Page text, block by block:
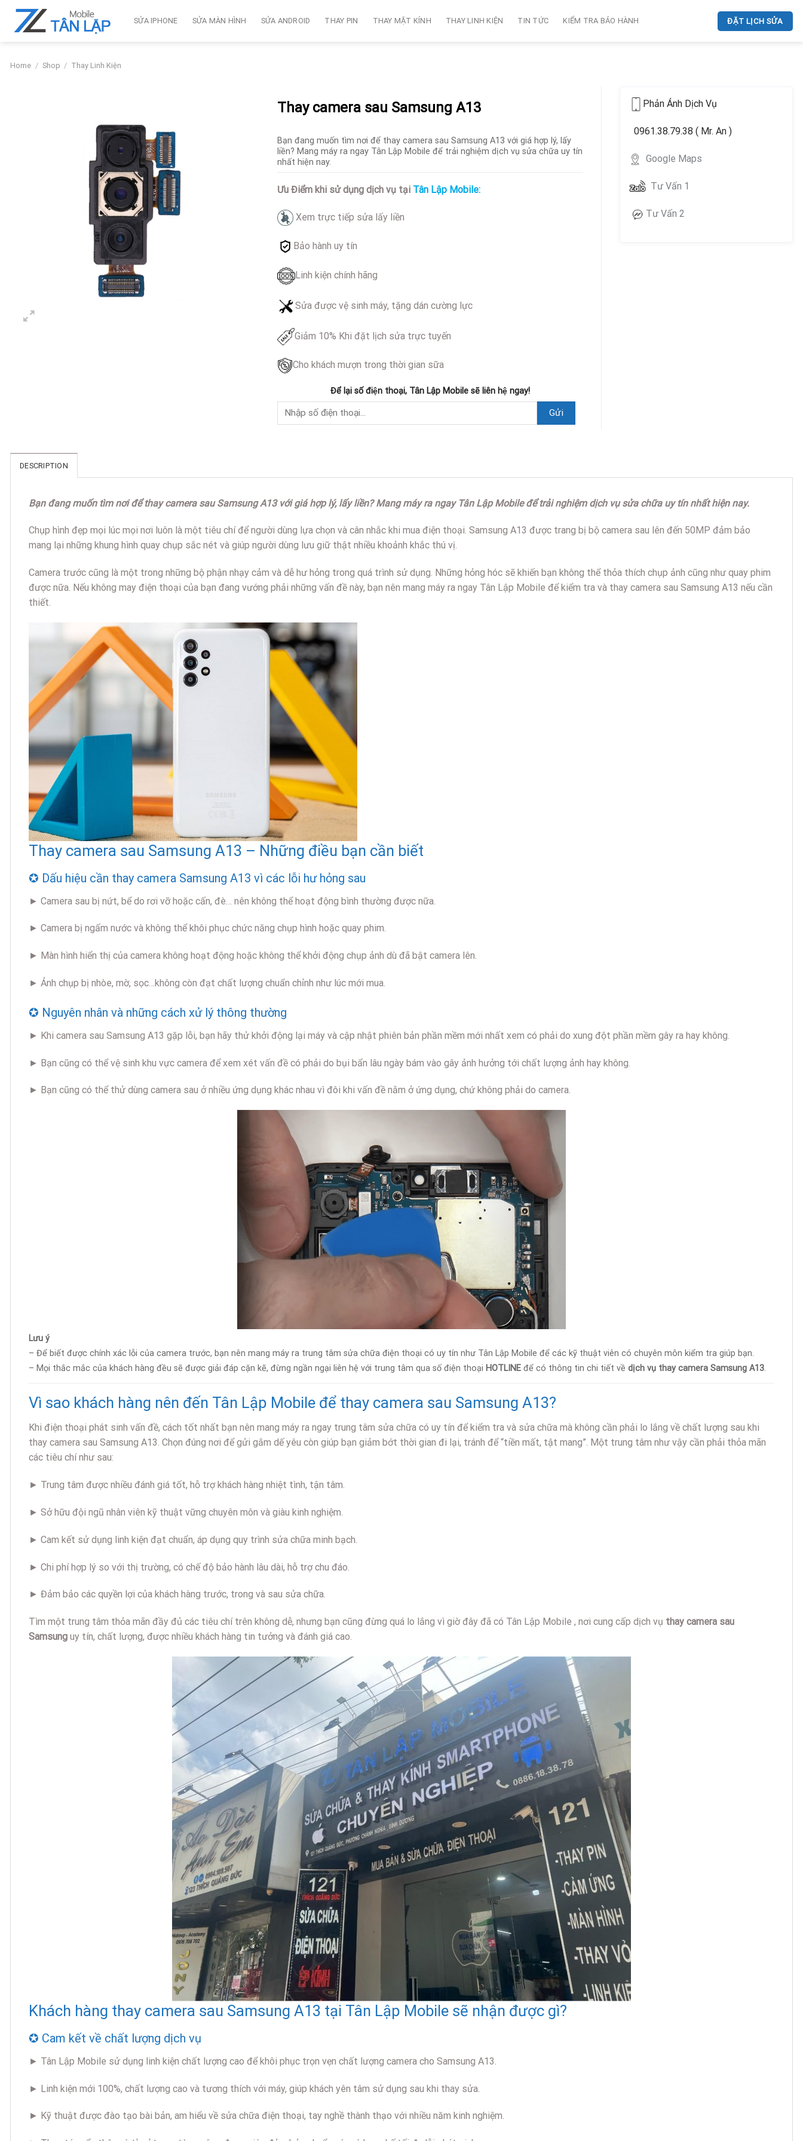
Skip
SỬA IPHONE SỬA MÀN HÌNH SỬA ANDROID THAY PIN THAY MẶT KÍNH THAY LINH KIỆN TIN TỨC KIỂM TRA BẢO HÀNH ĐẶT LỊCH SỬA
Home / Shop / Thay Linh Kiện
Thay camera sau Samsung A13
Bạn đang muốn tìm nơi để thay camera sau Samsung A13 với giá hợp lý, lấy
liền? Mang máy ra ngay Tân Lập Mobile để trải nghiệm dịch vụ sửa chữa uy tín
nhất hiện nay.
Ưu Điểm khi sử dụng dịch vụ tại Tân Lập Mobile:
Xem trực tiếp sửa lấy liền
Bảo hành uy tín
Linh kiện chính hãng
Sửa được vệ sinh máy, tặng dán cường lực
Giảm 10% Khi đặt lịch sửa trực tuyến
Cho khách mượn trong thời gian sữa
Để lại số điện thoại, Tân Lập Mobile sẽ liên hệ ngay!
Phản Ánh Dịch Vụ
0961.38.79.38 ( Mr. An )
Google Maps
Tư Vấn 1
Tư Vấn 2
DESCRIPTION
Bạn đang muốn tìm nơi để thay camera sau Samsung A13 với giá hợp lý, lấy liền? Mang máy ra ngay Tân Lập Mobile để trải nghiệm dịch vụ sửa chữa uy tín nhất hiện nay.
Chụp hình đẹp mọi lúc mọi nơi luôn là một tiêu chí để người dùng lựa chọn và cân nhắc khi mua điện thoại. Samsung A13 được trang bị bộ camera sau lên đến 50MP đảm bảo
mang lại những khung hình quay chụp sắc nét và giúp người dùng lưu giữ thật nhiều khoảnh khắc thú vị.
Camera trước cũng là một trong những bộ phận nhạy cảm và dễ hư hỏng trong quá trình sử dụng. Những hỏng hóc sẽ khiến bạn không thể thỏa thích chụp ảnh cũng như quay phim
được nữa. Nếu không may điện thoại của bạn đang vướng phải những vấn đề này, bạn nên mang máy ra ngay Tân Lập Mobile để kiểm tra và thay camera sau Samsung A13 nếu cần
thiết.
Thay camera sau Samsung A13 – Những điều bạn cần biết
✪ Dấu hiệu cần thay camera Samsung A13 vì các lỗi hư hỏng sau
► Camera sau bị nứt, bể do rơi vỡ hoặc cấn, đè… nên không thể hoạt động bình thường được nữa.
► Camera bị ngấm nước và không thể khôi phục chức năng chụp hình hoặc quay phim.
► Màn hình hiển thị của camera không hoạt động hoặc không thể khởi động chụp ảnh dù đã bật camera lên.
► Ảnh chụp bị nhòe, mờ, sọc…không còn đạt chất lượng chuẩn chỉnh như lúc mới mua.
✪ Nguyên nhân và những cách xử lý thông thường
► Khi camera sau Samsung A13 gặp lỗi, bạn hãy thử khởi động lại máy và cập nhật phiên bản phần mềm mới nhất xem có phải do xung đột phần mềm gây ra hay không.
► Bạn cũng có thể vệ sinh khu vực camera để xem xét vấn đề có phải do bụi bẩn lâu ngày bám vào gây ảnh hưởng tới chất lượng ảnh hay không.
► Bạn cũng có thể thử dùng camera sau ở nhiều ứng dụng khác nhau vì đôi khi vấn đề nằm ở ứng dụng, chứ không phải do camera.
Lưu ý
– Để biết được chính xác lỗi của camera trước, bạn nên mang máy ra trung tâm sửa chữa điện thoại có uy tín như Tân Lập Mobile để các kỹ thuật viên có chuyên môn kiểm tra giúp bạn.
– Mọi thắc mắc của khách hàng đều sẽ được giải đáp cặn kẽ, đừng ngần ngại liên hệ với trung tâm qua số điện thoại HOTLINE để có thông tin chi tiết về dịch vụ thay camera Samsung A13.
Vì sao khách hàng nên đến Tân Lập Mobile để thay camera sau Samsung A13?
Khi điện thoại phát sinh vấn đề, cách tốt nhất bạn nên mang máy ra ngay trung tâm sửa chữa có uy tín để kiểm tra và sửa chữa mà không cần phải lo lắng về chất lượng sau khi
thay camera sau Samsung A13. Chọn đúng nơi để gửi gắm dế yêu còn giúp bạn giảm bớt thời gian đi lại, tránh để “tiền mất, tật mang”. Một trung tâm như vậy cần phải thỏa mãn
các tiêu chí như sau:
► Trung tâm được nhiều đánh giá tốt, hỗ trợ khách hàng nhiệt tình, tận tâm.
► Sở hữu đội ngũ nhân viên kỹ thuật vững chuyên môn và giàu kinh nghiệm.
► Cam kết sử dụng linh kiện đạt chuẩn, áp dụng quy trình sửa chữa minh bạch.
► Chi phí hợp lý so với thị trường, có chế độ bảo hành lâu dài, hỗ trợ chu đáo.
► Đảm bảo các quyền lợi của khách hàng trước, trong và sau sửa chữa.
Tìm một trung tâm thỏa mãn đầy đủ các tiêu chí trên không dễ, nhưng bạn cũng đừng quá lo lắng vì giờ đây đã có Tân Lập Mobile , nơi cung cấp dịch vụ thay camera sau
Samsung uy tín, chất lượng, được nhiều khách hàng tin tưởng và đánh giá cao.
Khách hàng thay camera sau Samsung A13 tại Tân Lập Mobile sẽ nhận được gì?
✪ Cam kết về chất lượng dịch vụ
► Tân Lập Mobile sử dụng linh kiện chất lượng cao để khôi phục trọn vẹn chất lượng camera cho Samsung A13.
► Linh kiện mới 100%, chất lượng cao và tương thích với máy, giúp khách yên tâm sử dụng sau khi thay sửa.
► Kỹ thuật được đào tạo bài bản, am hiểu về sửa chữa điện thoại, tay nghề thành thạo với nhiều năm kinh nghiệm.